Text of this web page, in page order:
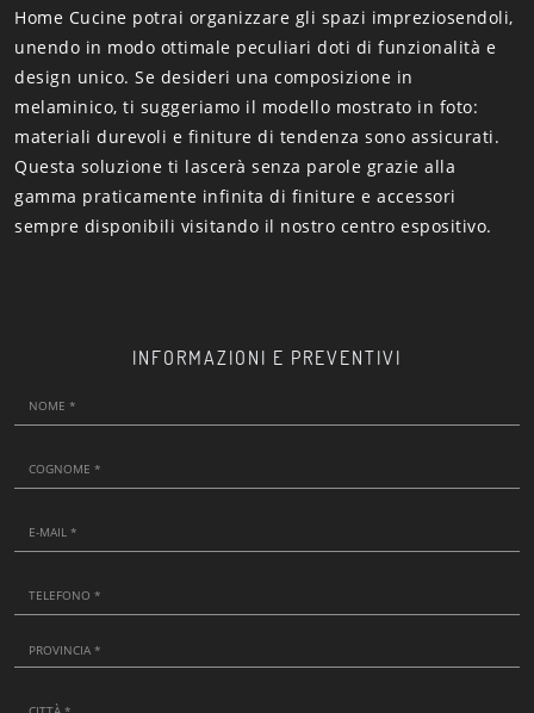
Home Cucine potrai organizzare gli spazi impreziosendoli,
unendo in modo ottimale peculiari doti di funzionalità e
design unico. Se desideri una composizione in
melaminico, ti suggeriamo il modello mostrato in foto:
materiali durevoli e finiture di tendenza sono assicurati.
Questa soluzione ti lascerà senza parole grazie alla
gamma praticamente infinita di finiture e accessori
sempre disponibili visitando il nostro centro espositivo.
INFORMAZIONI E PREVENTIVI